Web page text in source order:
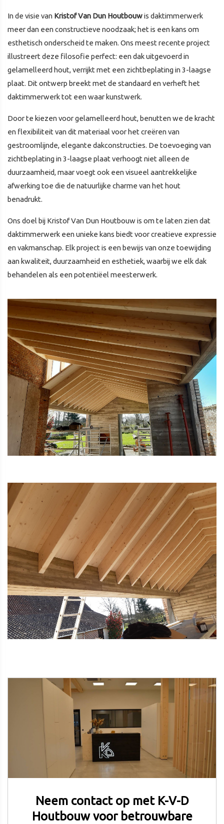
In de visie van Kristof Van Dun Houtbouwis daktimmerwerk
meer dan een constructieve noodzaak; het is een kans om
esthetisch onderscheid te maken. Ons meest recente project
illustreert deze filosofie perfect: een dak uitgevoerd in
gelamelleerd hout, verrijkt met een zichtbeplating in 3-laagse
plaat. Dit ontwerp breekt met de standaard en verheft het
daktimmerwerk tot een waar kunstwerk.
Door te kiezen voor gelamelleerd hout, benutten we de kracht
en flexibiliteit van dit materiaal voor het creëren van
gestroomlijnde, elegante dakconstructies. De toevoeging van
zichtbeplating in 3-laagse plaat verhoogt niet alleen de
duurzaamheid, maar voegt ook een visueel aantrekkelijke
afwerking toe die de natuurlijke charme van het hout
benadrukt.
Ons doel bij Kristof Van Dun Houtbouw is om te laten zien dat
daktimmerwerk een unieke kans biedt voor creatieve expressie
en vakmanschap. Elk project is een bewijs van onze toewijding
aan kwaliteit, duurzaamheid en esthetiek, waarbij we elk dak
behandelen als een potentiëel meesterwerk.
Neem contact op met K-V-D
Houtbouw voor betrouwbare